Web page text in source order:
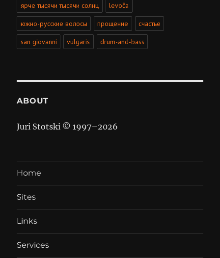
ярче тысячи тысячи солнц levoča
южно-русские волосы прощение счастье
san giovanni vulgaris drum-and-bass
ABOUT
Juri Stotski © 1997–2026
Home
Sites
Links
Services